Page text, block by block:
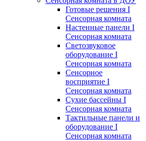
Готовые решения I
Сенсорная комната
Настенные панели I
Сенсорная комната
Светозвуковое
оборудование I
Сенсорная комната
Сенсорное
восприятие I
Сенсорная комната
Сухие бассейны I
Сенсорная комната
Тактильные панели и
оборудование I
Сенсорная комната